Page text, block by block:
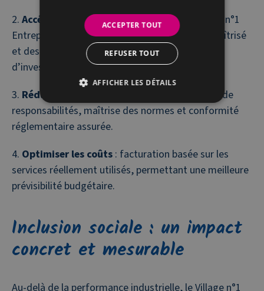
Accéder à une expertise spécialisée
: Village n°1
Entreprises met à disposition un savoir-faire maîtrisé
et des technologies avancées, sans coûts
d’investissement lourds.
Réduire les risques opérationnels
: partage de
responsabilités, maîtrise des normes et conformité
réglementaire assurée.
Optimiser les coûts : facturation basée sur les
services réellement utilisés, permettant une meilleure
prévisibilité budgétaire.
Inclusion sociale : un impact
concret et mesurable
Au-delà de la performance industrielle, le Village n°1
ACCEPTER TOUT
REFUSER TOUT
AFFICHER LES DÉTAILS